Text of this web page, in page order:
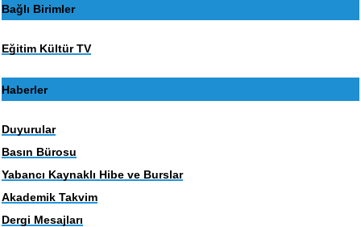
Bağlı Birimler
Eğitim Kültür TV
Haberler
Duyurular
Basın Bürosu
Yabancı Kaynaklı Hibe ve Burslar
Akademik Takvim
Dergi Mesajları